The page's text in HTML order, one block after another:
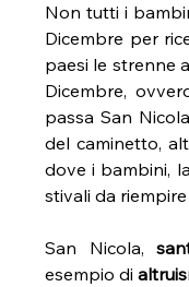
Non tutti i
Dicembre per
paesi le strenne
Dicembre,
passa San
del caminetto,
dove i bambini,
stivali da
San Nicola,
esempio di